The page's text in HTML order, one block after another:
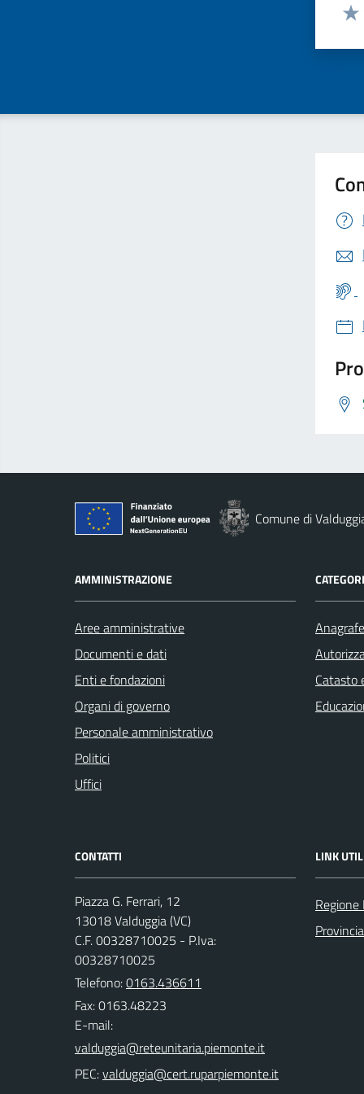
Comune di
AMMINISTRAZIONE
Aree amministrative
Documenti e dati
Enti e fondazioni
Organi di governo
Personale amministrativo
Politici
Uffici
Catasto
CONTATTI
Piazza G. Ferrari, 12
13018 Valduggia (VC)
C.F. 00328710025 - P.Iva:
00328710025
Telefono:0163.436611
Fax: 0163.48223
E-mail:
PEC:
LINK